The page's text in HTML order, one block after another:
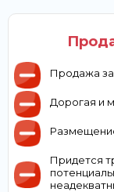
Продажа
Дорогая и
Придется